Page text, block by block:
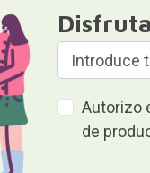
Autorizo
de